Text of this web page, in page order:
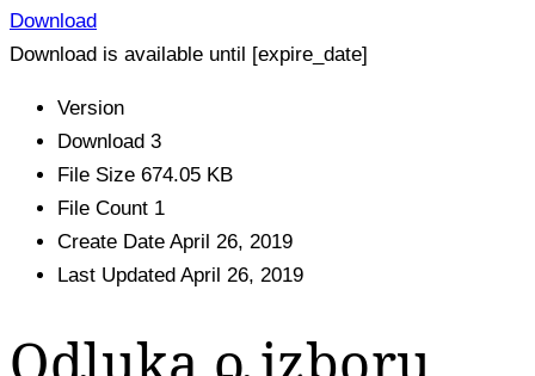
Download
Download is available until [expire_date]
Version
Download 3
File Size 674.05 KB
File Count 1
Create Date April 26, 2019
Last Updated April 26, 2019